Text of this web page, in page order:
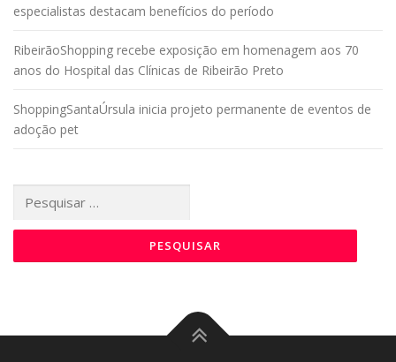
especialistas destacam benefícios do período
RibeirãoShopping recebe exposição em homenagem aos 70
anos do Hospital das Clínicas de Ribeirão Preto
ShoppingSantaÚrsula inicia projeto permanente de eventos de
adoção pet
por: